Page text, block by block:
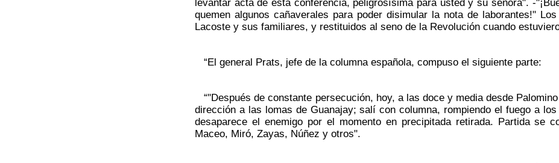
levantar acta de esta conferencia, peligrosísima para usted y su señora". -
quemen algunos cañaverales para poder disimular la nota de laborantes!"
Lacoste y sus familiares, y restituidos al seno de la Revolución cuando
“El general Prats, jefe de la columna española, compuso el siguiente parte:
“"Después de constante persecución, hoy, a las doce y media desde
dirección a las lomas de Guanajay; salí con columna, rompiendo el fuego a
desaparece el enemigo por el momento en precipitada retirada. Partida se
Maceo, Miró, Zayas, Núñez y otros".